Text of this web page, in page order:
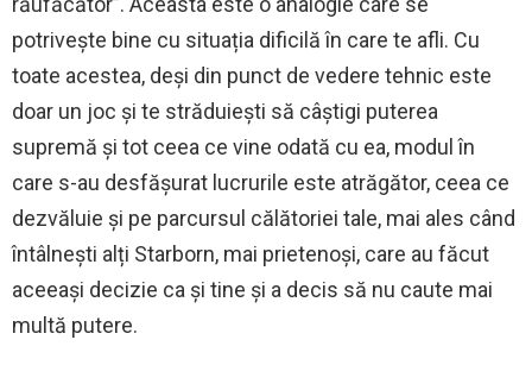
potrivește bine cu situația dificilă în care te afli. Cu
toate acestea, deși din punct de vedere tehnic este
doar un joc și te străduiești să câștigi puterea
supremă și tot ceea ce vine odată cu ea, modul în
care s-au desfășurat lucrurile este atrăgător, ceea ce
dezvăluie și pe parcursul călătoriei tale, mai ales când
întâlnești alți Starborn, mai prietenoși, care au făcut
aceeași decizie ca și tine și a decis să nu caute mai
multă putere.